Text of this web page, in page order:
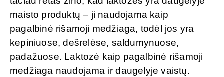
maisto produktų – ji naudojama kaip
pagalbinė rišamoji medžiaga, todėl jos yra
kepiniuose, dešrelėse, saldumynuose,
padažuose. Laktozė kaip pagalbinė rišamoji
medžiaga naudojama ir daugelyje vaistų.